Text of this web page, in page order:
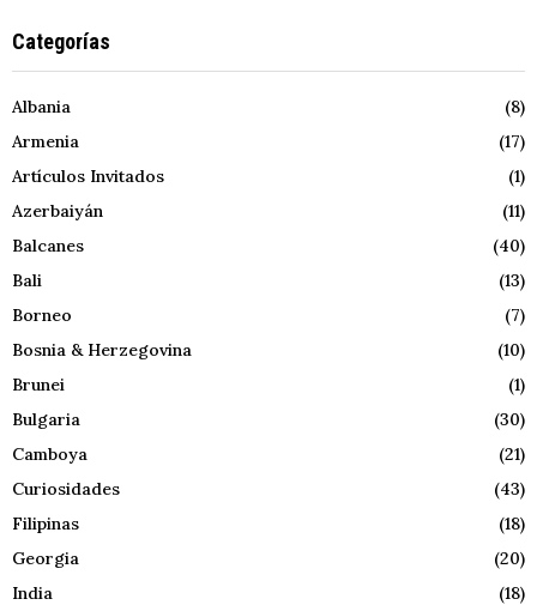
Categorías
Albania
(8)
Armenia
(17)
Artículos Invitados
(1)
Azerbaiyán
(11)
Balcanes
(40)
Bali
(13)
Borneo
(7)
Bosnia & Herzegovina
(10)
Brunei
(1)
Bulgaria
(30)
Camboya
(21)
Curiosidades
(43)
Filipinas
(18)
Georgia
(20)
India
(18)